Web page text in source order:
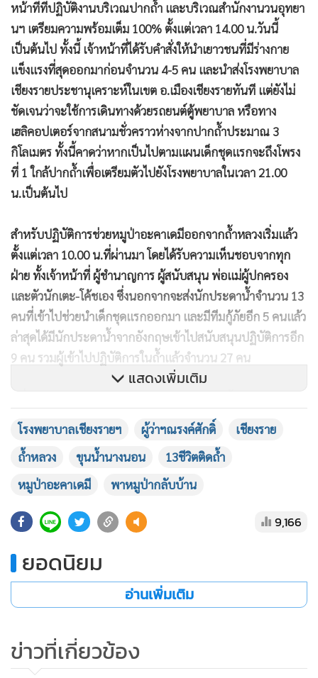
หน้าที่ที่ปฏิบัติงานบริเวณปากถ้ำ และบริเวณสำนักงานวนอุทยา
นฯ เตรียมความพร้อมเต็ม 100% ตั้งแต่เวลา 14.00 น.วันนี้
เป็นต้นไป ทั้งนี้ เจ้าหน้าที่ได้รับคำสั่งให้นำเยาวชนที่มีร่างกาย
แข็งแรงที่สุดออกมาก่อนจำนวน 4-5 คน และนำส่งโรงพยาบาล
เชียงรายประชานุเคราะห์ในเขต อ.เมืองเชียงรายทันที แต่ยังไม่
ชัดเจนว่าจะใช้การเดินทางด้วยรถยนต์ตู้พยาบาล หรือทาง
เฮลิคอปเตอร์จากสนามชั่วคราวห่างจากปากถ้ำประมาณ 3
กิโลเมตร ทั้งนี้คาดว่าหากเป็นไปตามแผนเด็กชุดแรกจะถึงโพรง
ที่ 1 ใกล้ปากถ้ำเพื่อเตรียมตัวไปยังโรงพยาบาลในเวลา 21.00
น.เป็นต้นไป
สำหรับปฏิบัติการช่วยหมูป่าอะคาเดมีออกจากถ้ำหลวงเริ่มแล้ว
ตั้งแต่เวลา 10.00 น.ที่ผ่านมา โดยได้รับความเห็นชอบจากทุก
ฝ่าย ทั้งเจ้าหน้าที่ ผู้ชำนาญการ ผู้สนับสนุน พ่อแม่ผู้ปกครอง
และตัวนักเตะ-โค้ชเอง ซึ่งนอกจากจะส่งนักประดาน้ำจำนวน 13
คนที่เข้าไปช่วยนำเด็กชุดแรกออกมา และมีทีมกู้ภัยอีก 5 คนแล้ว
ล่าสุดได้มีนักประดาน้ำจากอังกฤษเข้าไปสนับสนุนปฏิบัติการอีก
9 คน รวมผู้เข้าไปปฏิบัติการในถ้ำแล้วจำนวน 27 คน
นมสาว-หาดพัทยา ระยะทางประมาณ 200 เมตร และจากหาด
พัทยา ซึ่งอาจจะมีเนินสูงแล้วเนื่องจากระดับน้ำลดลงต่ำมากใน
รอบหลายวัน โดยปากถ้ำเหลือเพียงประมาณ 20 ซม. จากนั้น
เดินจากหาดพัทยา ผ่านช่องแคบเลี้ยวตรงห้องโถงใหญ่-สามแยก
บัญชาการศูนย์ฯ แถลงว่าสามารถเดินเท้าได้ทะลุตั้งแต่โถง 3 โถง
2 จนมาถึงโถงที่ 1 เพราะเมื่อ 08.00 น.ระดับน้ำที่ปากถ้ำลึกเพียง
15 ซม. และลึกเขาไป 300 เมตรลึกเพียง 28 ซม.เท่านั้นทำให้
ด้านโรงพยาบาลเชียงรายประชานุเคราะห์ได้ให้เจ้าหน้าที่ตรวจ
แสดงเพิ่มเติม
โรงพยาบาลเชียงรายฯ ผู้ว่าฯณรงค์ศักดิ์
เชียงราย
ถ้ำหลวง
ขุนน้ำนางนอน
13ชีวิตติดถ้ำ
หมูป่าอะคาเดมี
พาหมูป่ากลับบ้าน
9,166
ยอดนิยม
อ่านเพิ่มเติม
ข่าวที่เกี่ยวข้อง